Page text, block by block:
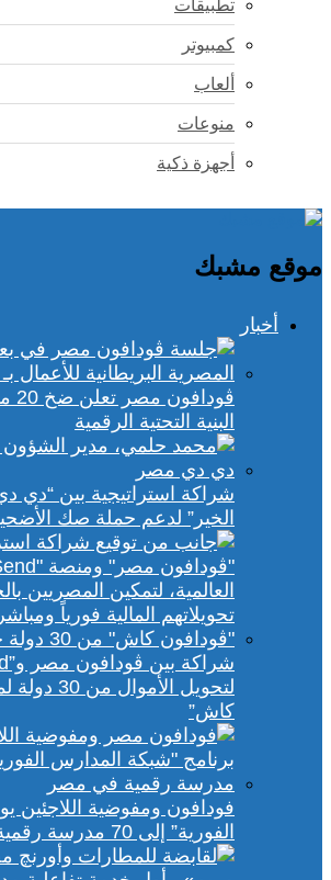
تطبيقات
كمبيوتر
ألعاب
منوعات
أجهزة ذكية
موقع مشبك
أخبار
البنية التحتية الرقمية
شراكة استراتيجية بين “دي
الخير” لدعم حملة صك
لتحويل
كاش”
فودافون ومفوضية اللاجئين
الفورية” إلى 70 مدرسة رقمية في مصر